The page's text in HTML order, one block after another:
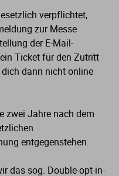
verpflichtet,
zur Messe
der E-Mail-
Ticket für den Zutritt
dann nicht online
zwei Jahre nach dem
entgegenstehen.
das sog. Double-opt-in-